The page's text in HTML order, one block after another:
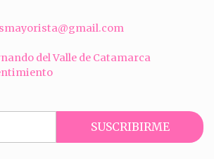
del Valle de Catamarca
SUSCRIBIRME